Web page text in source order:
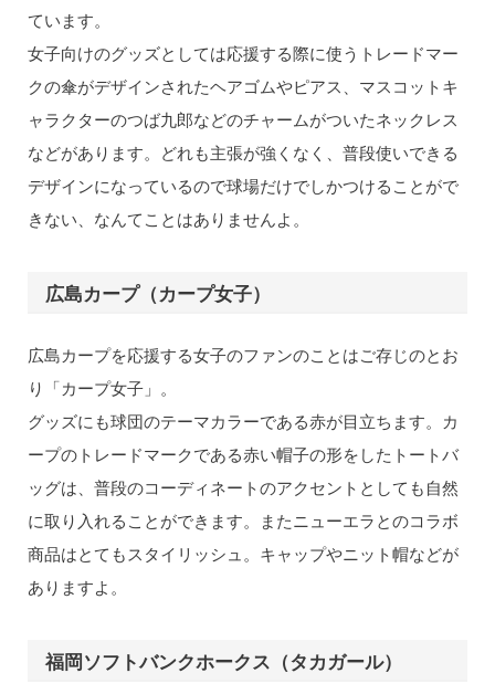
ています。
女子向けのグッズとしては応援する際に使うトレードマー
クの傘がデザインされたヘアゴムやピアス、マスコットキ
ャラクターのつば九郎などのチャームがついたネックレス
などがあります。どれも主張が強くなく、普段使いできる
デザインになっているので球場だけでしかつけることがで
きない、なんてことはありませんよ。
広島カープ（カープ女子）
広島カープを応援する女子のファンのことはご存じのとお
り「カープ女子」。
グッズにも球団のテーマカラーである赤が目立ちます。カ
ープのトレードマークである赤い帽子の形をしたトートバ
ッグは、普段のコーディネートのアクセントとしても自然
に取り入れることができます。またニューエラとのコラボ
商品はとてもスタイリッシュ。キャップやニット帽などが
ありますよ。
福岡ソフトバンクホークス（タカガール）